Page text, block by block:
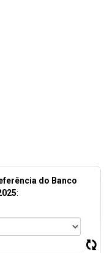
do Banco
: